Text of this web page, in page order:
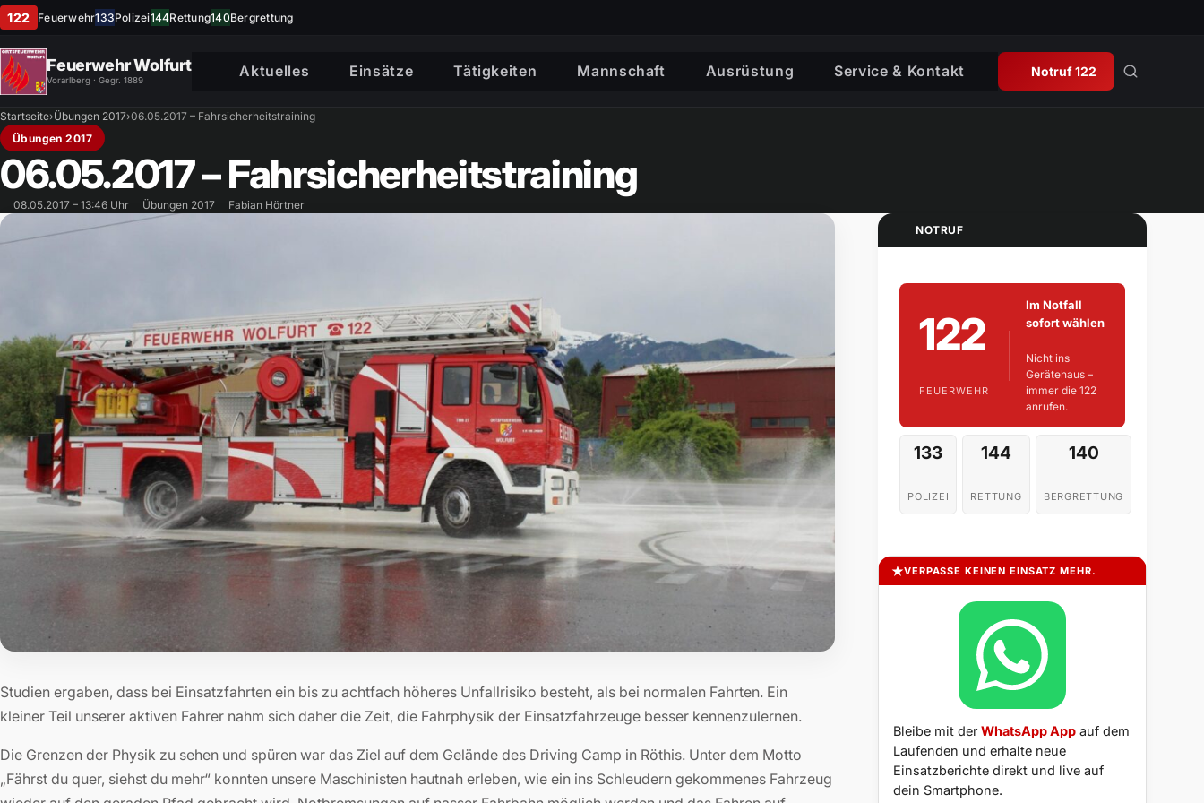
122 Feuerwehr133Polizei144Rettung140Bergrettung
Feuerwehr Wolfurt
Vorarlberg · Gegr. 1889
Aktuelles Einsätze Tätigkeiten Mannschaft Ausrüstung Service & Kontakt Notruf 122
Startseite›Übungen 2017›06.05.2017 – Fahrsicherheitstraining
Übungen 2017
06.05.2017 – Fahrsicherheitstraining
08.05.2017 – 13:46 Uhr Übungen 2017 Fabian Hörtner
Studien ergaben, dass bei Einsatzfahrten ein bis zu achtfach höheres Unfallrisiko besteht, als bei normalen Fahrten. Ein
kleiner Teil unserer aktiven Fahrer nahm sich daher die Zeit, die Fahrphysik der Einsatzfahrzeuge besser kennenzulernen.
Die Grenzen der Physik zu sehen und spüren war das Ziel auf dem Gelände des Driving Camp in Röthis. Unter dem Motto
„Fährst du quer, siehst du mehr“ konnten unsere Maschinisten hautnah erleben, wie ein ins Schleudern gekommenes Fahrzeug
NOTRUF
122
FEUERWEHR
Im Notfall
sofort wählen
Nicht ins
Gerätehaus –
immer die 122
anrufen.
133
POLIZEI
144
RETTUNG
140
BERGRETTUNG
VERPASSE KEINEN EINSATZ MEHR.
Bleibe mit derWhatsApp App auf dem
Laufenden und erhalte neue
Einsatzberichte direkt und live auf
dein Smartphone.